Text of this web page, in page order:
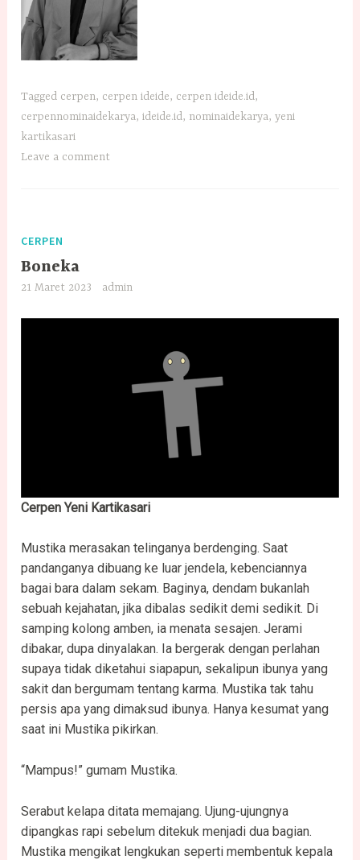
Tagged cerpen, cerpen ideide, cerpen ideide.id,
cerpennominaidekarya,ideide.id, nominaidekarya,yeni
kartikasari
Leave a comment
CERPEN
Boneka
21 Maret 2023 admin
Cerpen Yeni Kartikasari
Mustika merasakan telinganya berdenging. Saat
pandanganya dibuang ke luar jendela, kebenciannya
bagai bara dalam sekam. Baginya, dendam bukanlah
sebuah kejahatan, jika dibalas sedikit demi sedikit. Di
samping kolong amben, ia menata sesajen. Jerami
dibakar, dupa dinyalakan. Ia bergerak dengan perlahan
supaya tidak diketahui siapapun, sekalipun ibunya yang
sakit dan bergumam tentang karma. Mustika tak tahu
persis apa yang dimaksud ibunya. Hanya kesumat yang
saat ini Mustika pikirkan.
“Mampus!” gumam Mustika.
Serabut kelapa ditata memajang. Ujung-ujungnya
dipangkas rapi sebelum ditekuk menjadi dua bagian.
Mustika mengikat lengkukan seperti membentuk kepala